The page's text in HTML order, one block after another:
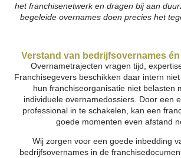
het franchisenetwerk en dragen bij aan
begeleide overnames doen precies het
Verstand van bedrijfsovernames
Overnametrajecten vragen tijd,
Franchisegevers beschikken daar intern
hun franchiseorganisatie niet belasten
individuele overnamedossiers. Door een
professional in te schakelen, kan een
goede momenten even afstand
Wij zorgen voor een goede inbedding
bedrijfsovernames in de